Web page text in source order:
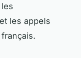
les appels